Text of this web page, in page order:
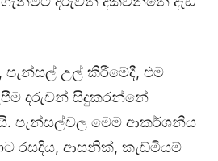
උල් කිරීමේදී, එම
දරුවන් සිදුකරන්නේ
පැන්සල්වල මෙම ආකර්ශනීය
රසදිය, ආසනික්, කැඩ්මියම්